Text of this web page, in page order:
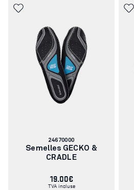
Numéro
d'article:
24670000
Semelles GECKO &
CRADLE
19.00€
TVA incluse